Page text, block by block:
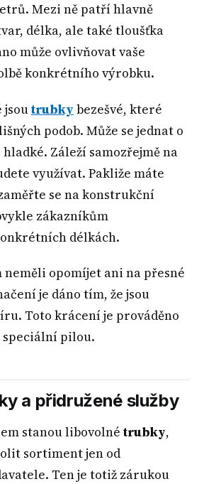
Mezi ně patří hlavně
délka, ale také tloušťka
může ovlivňovat vaše
konkrétního výrobku.
jsoutrubky bezešvé, které
podob. Může se jednat o
Záleží samozřejmě na
využívat. Pakliže máte
se na konstrukční
zákazníkům
délkách.
neměli opomíjet ani na přesné
je dáno tím, že jsou
Toto krácení je prováděno
speciální pilou.
a přidružené služby
stanou libovolnétrubky,
sortiment jen od
Ten je totiž zárukou